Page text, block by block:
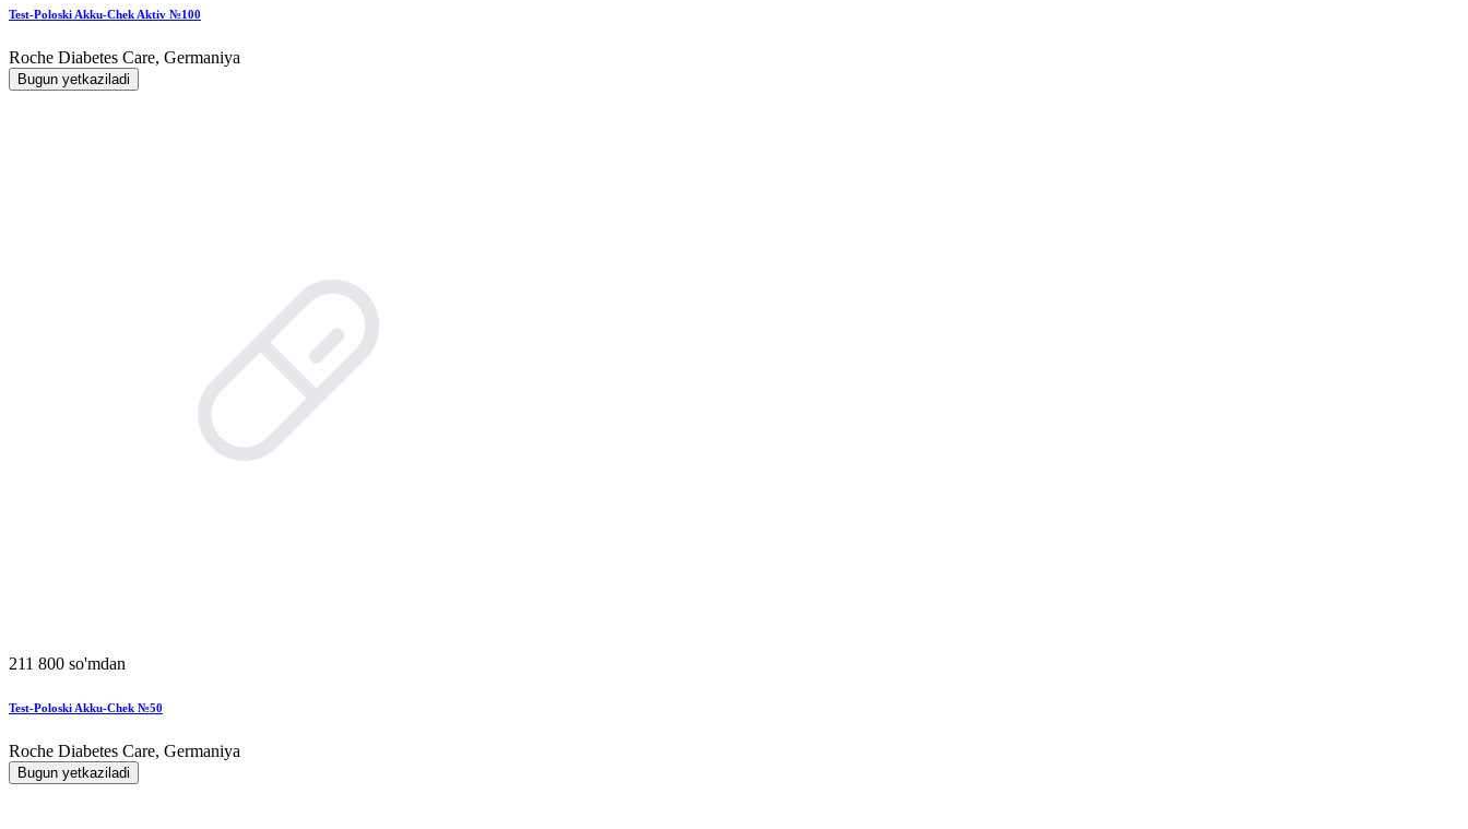
Test-Poloski Akku-Chek Aktiv №100
Roche Diabetes Care, Germaniya
Bugun yetkaziladi
211 800 so'mdan
Test-Poloski Akku-Chek №50
Roche Diabetes Care, Germaniya
Bugun yetkaziladi